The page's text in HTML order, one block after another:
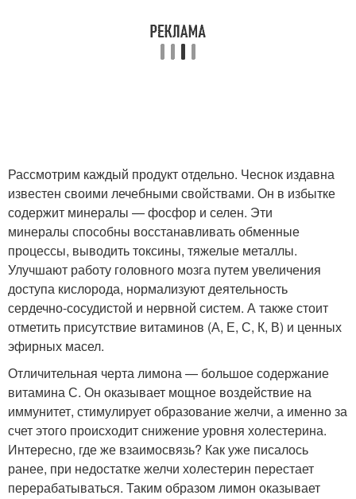
Рассмотрим каждый продукт отдельно. Чеснок издавна
известен своими лечебными свойствами. Он в избытке
содержит минералы — фосфор и селен. Эти
минералы способны восстанавливать обменные
процессы, выводить токсины, тяжелые металлы.
Улучшают работу головного мозга путем увеличения
доступа кислорода, нормализуют деятельность
сердечно-сосудистой и нервной систем. А также стоит
отметить присутствие витаминов (А, Е, С, К, В) и ценных
эфирных масел.
Отличительная черта лимона — большое содержание
витамина С. Он оказывает мощное воздействие на
иммунитет, стимулирует образование желчи, а именно за
счет этого происходит снижение уровня холестерина.
Интересно, где же взаимосвязь? Как уже писалось
ранее, при недостатке желчи холестерин перестает
перерабатываться. Таким образом лимон оказывает